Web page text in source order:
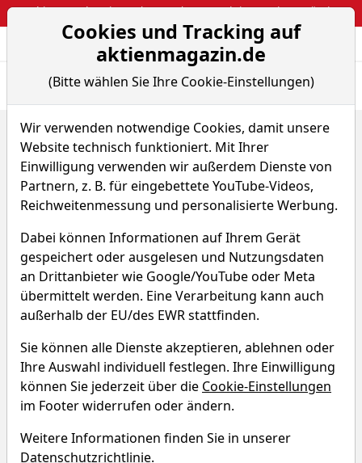
Webinar: So kassierst du trotzdem attraktive Optionsprämien
Aktien- und
Home Aktien Shelly Group PLC Peer-Group Vergleiche
Shelly Group Aktie
Watchlist SLYG WKN A2DGX9
im Vergleich
Vergleichen Sie Fundamentaldaten von Unternehmen
aus dem "Industrials" Sektor und der "Conglomerates"
Cookies und Tracking auf
aktienmagazin.de
(Bitte wählen Sie Ihre Cookie-Einstellungen)
Wir verwenden notwendige Cookies, damit unsere
Website technisch funktioniert. Mit Ihrer
Einwilligung verwenden wir außerdem Dienste von
Partnern, z. B. für eingebettete YouTube-Videos,
Reichweitenmessung und personalisierte Werbung.
Dabei können Informationen auf Ihrem Gerät
gespeichert oder ausgelesen und Nutzungsdaten
an Drittanbieter wie Google/YouTube oder Meta
übermittelt werden. Eine Verarbeitung kann auch
außerhalb der EU/des EWR stattfinden.
Sie können alle Dienste akzeptieren, ablehnen oder
Ihre Auswahl individuell festlegen. Ihre Einwilligung
können Sie jederzeit über die Cookie-Einstellungen
im Footer widerrufen oder ändern.
Weitere Informationen finden Sie in unserer
Datenschutzrichtlinie.